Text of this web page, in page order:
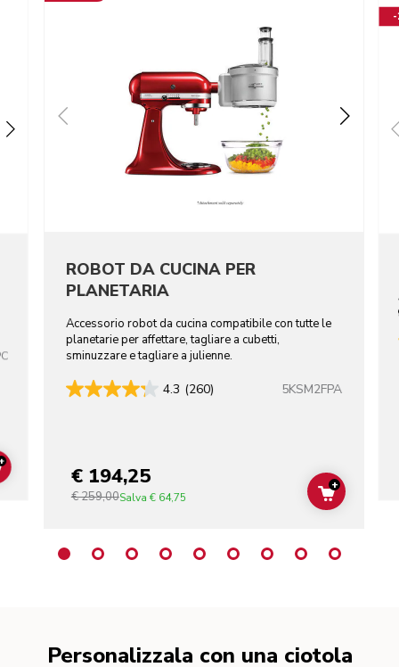
ADD TO CART
ROBOT DA CUCINA PER
PLANETARIA
Accessorio robot da cucina compatibile con tutte le
planetarie per affettare, tagliare a cubetti,
sminuzzare e tagliare a julienne.
4.3 (260) 5KSM2FPA
€ 194,25
€ 259,00Salva € 64,75 ADD TO
+
-
Personalizzala con una ciotola